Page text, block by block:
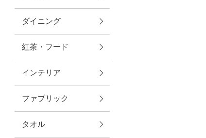
トラベルグッズ
ランチ
バッグ
キッチン・ダイニング
ダイニング
紅茶・フード
インテリア
ファブリック
タオル